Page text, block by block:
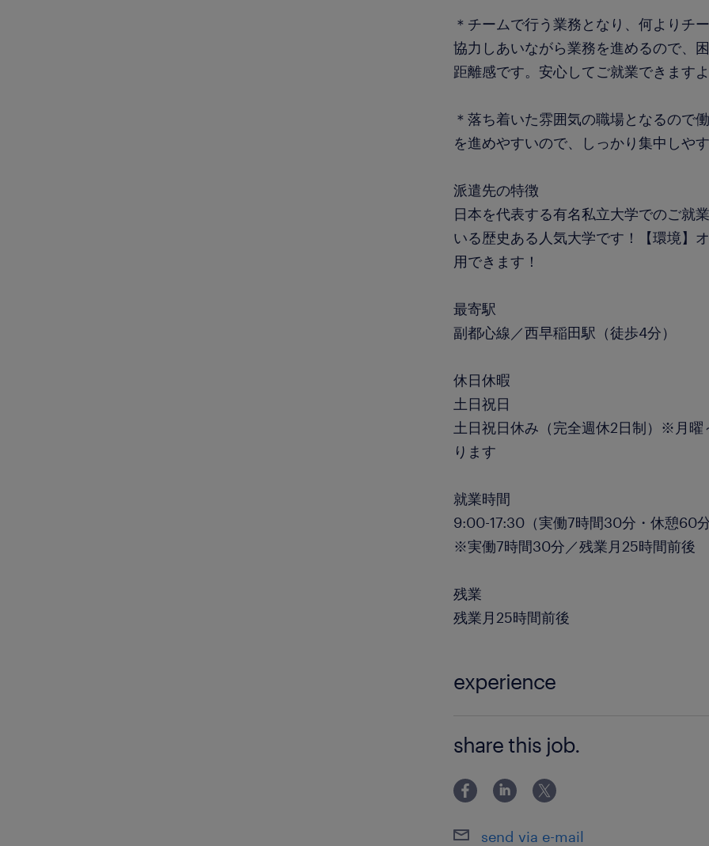
＊チームで行う業務となり、何よりチ
協力しあいながら業務を進めるので、
距離感です。安心してご就業できますよ
＊落ち着いた雰囲気の職場となるので
を進めやすいので、しっかり集中しやす
派遣先の特徴
日本を代表する有名私立大学でのご就
いる歴史ある人気大学です！【環境】
用できます！
最寄駅
副都心線／西早稲田駅（徒歩4分）
休日休暇
土日祝日
土日祝日休み（完全週休2日制）※月曜
ります
就業時間
9:00-17:30（実働7時間30分・休憩60分
※実働7時間30分／残業月25時間前後
残業
残業月25時間前後
experience
談なし登録もOK】最短5分！入力する
share this job.
send via e-mail